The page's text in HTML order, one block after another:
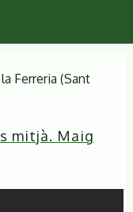
Ferreria (Sant
mitjà. Maig